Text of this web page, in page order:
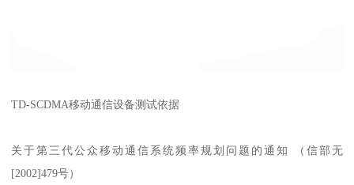
TD-SCDMA移动通信设备测试依据
关于第三代公众移动通信系统频率规划问题的通知 （信部无
[2002]479号）